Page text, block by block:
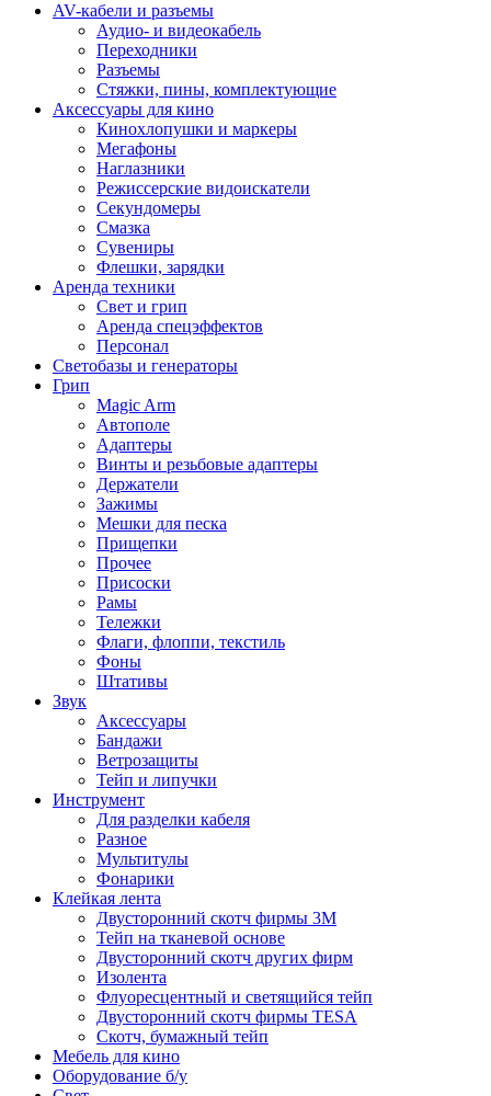
AV-кабели и разъемы
Аудио- и видеокабель
Переходники
Разъемы
Стяжки, пины, комплектующие
Аксессуары для кино
Кинохлопушки и маркеры
Мегафоны
Наглазники
Режиссерские видоискатели
Секундомеры
Смазка
Сувениры
Флешки, зарядки
Аренда техники
Свет и грип
Аренда спецэффектов
Персонал
Светобазы и генераторы
Грип
Magic Arm
Автополе
Адаптеры
Винты и резьбовые адаптеры
Держатели
Зажимы
Мешки для песка
Прищепки
Прочее
Присоски
Рамы
Тележки
Флаги, флоппи, текстиль
Фоны
Штативы
Звук
Аксессуары
Бандажи
Ветрозащиты
Тейп и липучки
Инструмент
Для разделки кабеля
Разное
Мультитулы
Фонарики
Клейкая лента
Двусторонний скотч фирмы 3M
Тейп на тканевой основе
Двусторонний скотч других фирм
Изолента
Флуоресцентный и светящийся тейп
Двусторонний скотч фирмы TESA
Скотч, бумажный тейп
Мебель для кино
Оборудование б/у